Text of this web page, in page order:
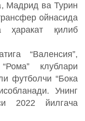
Мадрид ва Турин
ойнасида
қилиб
“Валенсия”,
клублари
футболчи “Бока
Унинг
2022 йилгача